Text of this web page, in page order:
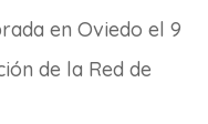
en Oviedo el 9
de la Red de